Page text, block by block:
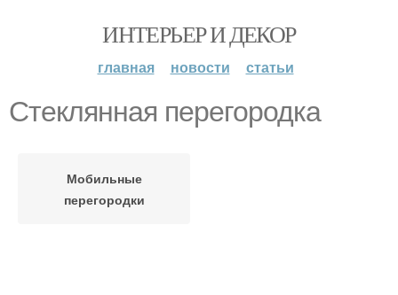
ИНТЕРЬЕР И ДЕКОР
главная новости статьи
Стеклянная перегородка
Мобильные
перегородки